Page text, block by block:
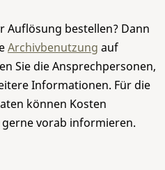
Auflösung bestellen? Dann
Archivbenutzung auf
Sie die Ansprechpersonen,
Informationen. Für die
können Kosten
vorab informieren.